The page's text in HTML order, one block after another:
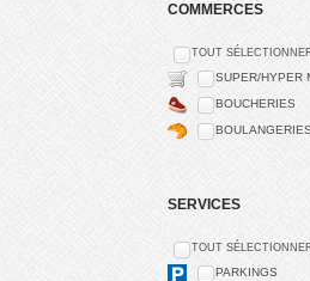
COMMERCES
TOUT
SUPER/HYPER
BOUCHERIES
SERVICES
TOUT
PARKINGS